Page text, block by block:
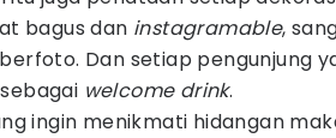
bagus dan instagramable,
Dan setiap pengunjung
welcome drink.
ingin menikmati hidangan